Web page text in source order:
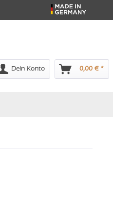
Dein Konto 0,00 € *